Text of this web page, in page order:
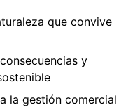
que convive
y
la gestión comercial